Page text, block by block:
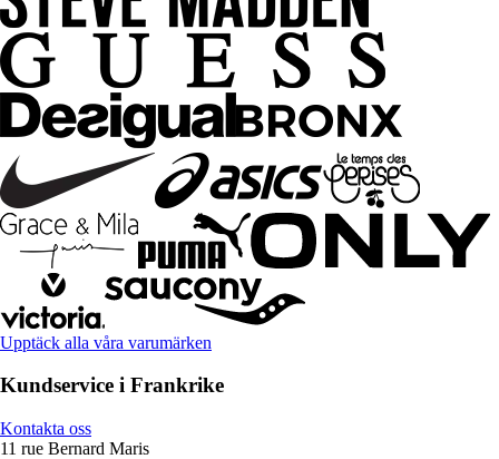
Upptäck alla våra varumärken
Kundservice i Frankrike
Kontakta oss
11 rue Bernard Maris